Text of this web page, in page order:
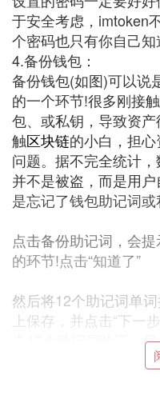
于安全考虑，imtoken
个密码也只有你自己
4.备份钱包：
备份钱包(如图)可以说
的一个环节!很多刚接
包、或私钥，导致资
触区块链的小白，担
问题。据不完全统计
并不是被盗，而是用
是忘记了钱包助记词或
点击备份助记词，会
的环节!点击“知道了”
然后将12个助记词单
上保存，并点击“下一
击12个助记词验证。